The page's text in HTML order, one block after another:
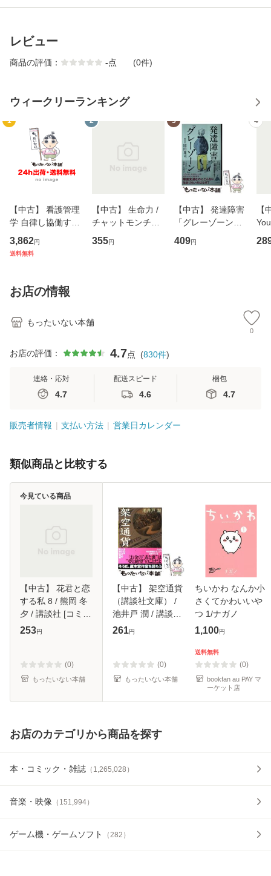
レビュー
商品の評価： -点 (0件)
ウィークリーランキング
1
【中古】 看護管理
学 自律し協働する
専門職の看護マネ
ジメントスキル 改
恵 藤本幸三 / 南江
堂 [単行
3,862円
送料無料
2
【中古】 生命力 /
チャットモンチー /
キューンレコード
[CD]【メール便送
355円
3
【中古】 発達障害
「グレーゾーン」
その正しい理解と
克服法 (SB新書 57
409円
4
【
のが
お店の情報
もったいない本舗
0
お店の評価： 4.7点 (830件)
連絡・応対
4.7
配送スピード
4.6
梱包
4.7
販売者情報 支払い方法 営業日カレンダー
類似商品と比較する
【中古】 花君と恋
する私 8 / 熊岡 冬
夕 / 講談社 [コミッ
ク]【メール便送料
253円
(0)
もったいない本舗
今見ている商品
【中古】 架空通貨
（講談社文庫） /
池井戸 潤 / 講談社
[文庫]【メール便送
261円
(0)
もったいない本舗
ちいかわ なんか小
さくてかわいいや
つ 1/ナガノ
1,100円
送料無料
(0)
bookfan au PAY マ
ーケット店
お店のカテゴリから商品を探す
本・コミック・雑誌 （ 1,265,028 ）
音楽・映像 （ 151,994）
ゲーム機・ゲームソフト （282 ）